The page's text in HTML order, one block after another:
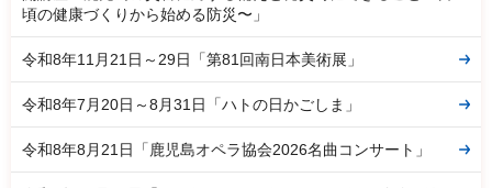
頃の健康づくりから始める防災〜」
令和8年11月21日～29日「第81回南日本美術展」
令和8年7月20日～8月31日「ハトの日かごしま」
令和8年8月21日「鹿児島オペラ協会2026名曲コンサート」